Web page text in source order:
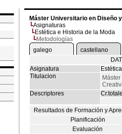
Máster Universitario en Diseño
Asignaturas
Estética e Historia de la Moda
Metodologías
galego
castellano
Asignatura
Titulacion
Descriptores
Resultados de Formación y
Planificación
Evaluación